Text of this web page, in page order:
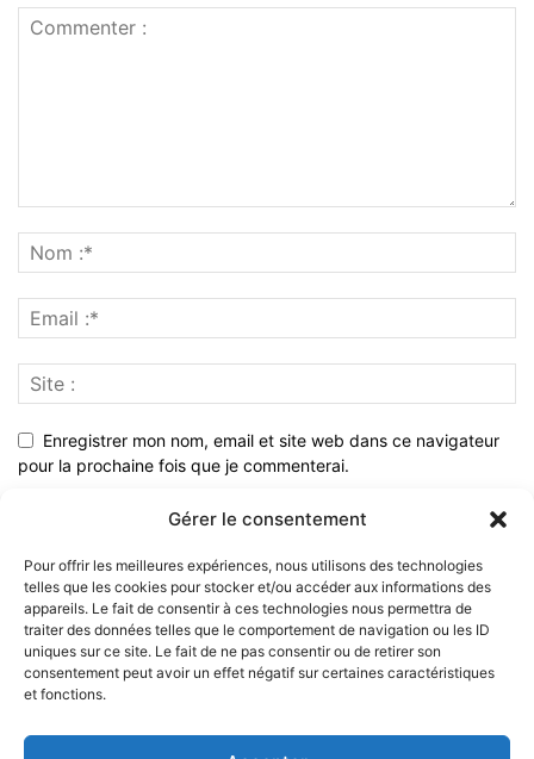
Gérer le consentement
Pour offrir les meilleures expériences, nous utilisons des technologies
telles que les cookies pour stocker et/ou accéder aux informations des
appareils. Le fait de consentir à ces technologies nous permettra de
traiter des données telles que le comportement de navigation ou les ID
uniques sur ce site. Le fait de ne pas consentir ou de retirer son
consentement peut avoir un effet négatif sur certaines caractéristiques
et fonctions.
Enregistrer mon nom, email et site web dans ce navigateur
pour la prochaine fois que je commenterai.
À PROPOS